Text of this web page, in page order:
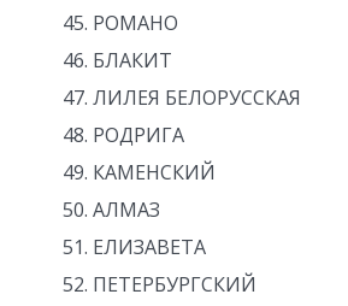
РОМАНО
БЛАКИТ
ЛИЛЕЯ БЕЛОРУССКАЯ
РОДРИГА
КАМЕНСКИЙ
АЛМАЗ
ЕЛИЗАВЕТА
ПЕТЕРБУРГСКИЙ